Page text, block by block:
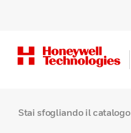
Stai sfogliando il